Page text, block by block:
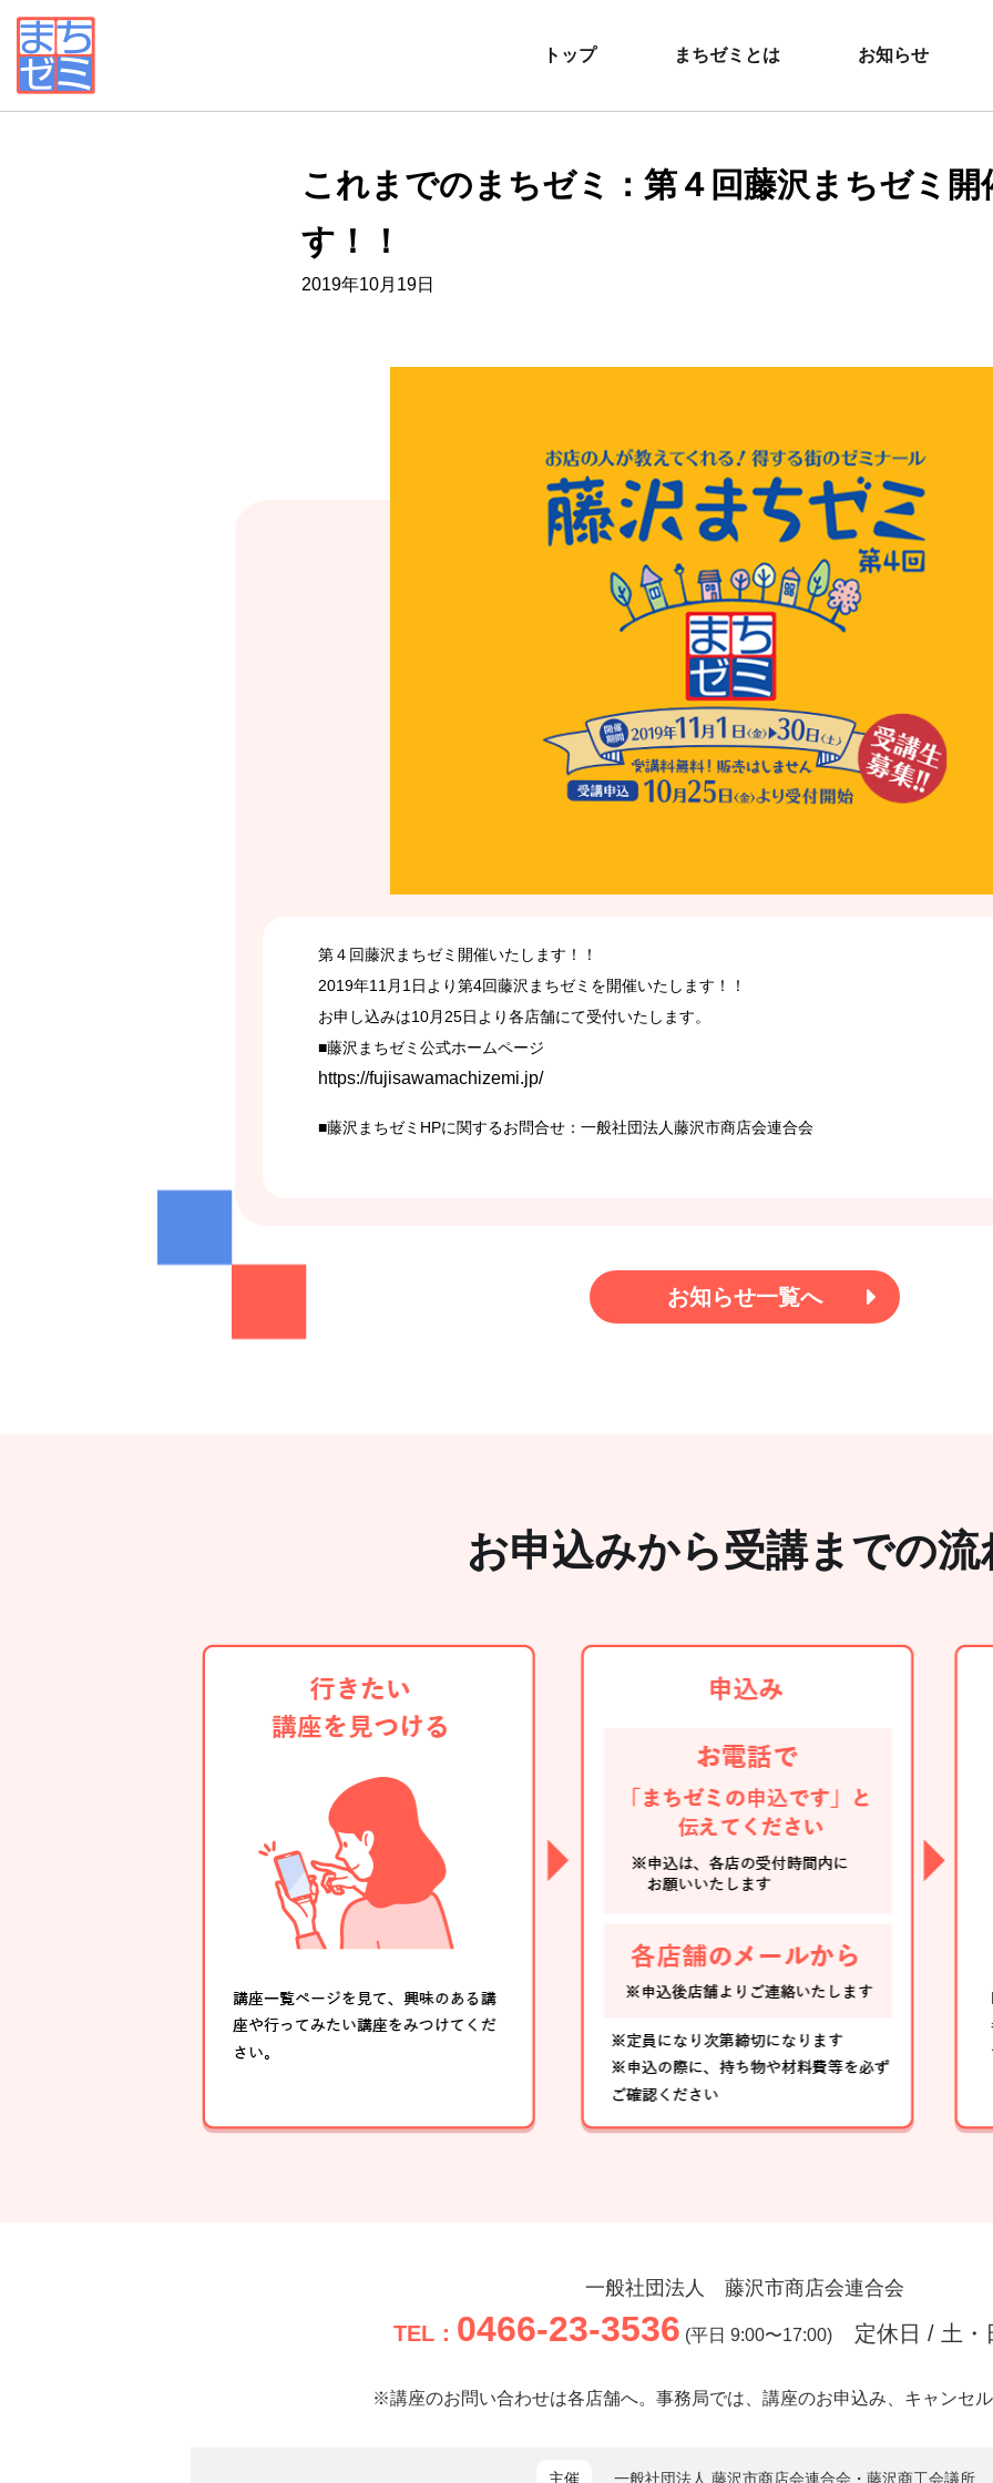
トップ まちゼミとは お知らせ
これまでのまちゼミ：第４回藤沢まちゼミ開
す！！
2019年10月19日
第４回藤沢まちゼミ開催いたします！！
2019年11月1日より第4回藤沢まちゼミを開催いたします！！
お申し込みは10月25日より各店舗にて受付いたします。
■藤沢まちゼミ公式ホームページ
https://fujisawamachizemi.jp/
■藤沢まちゼミHPに関するお問合せ：一般社団法人藤沢市商店会連合会
お知らせ一覧へ
お申込みから受講までの流
一般社団法人 藤沢市商店会連合会
TEL： 0466-23-3536 (平日 9:00〜17:00) 定休日 / 土・
※講座のお問い合わせは各店舗へ。事務局では、講座のお申込み、キャンセ
主催 一般社団法人 藤沢市商店会連合会 ・ 藤沢商工会議所